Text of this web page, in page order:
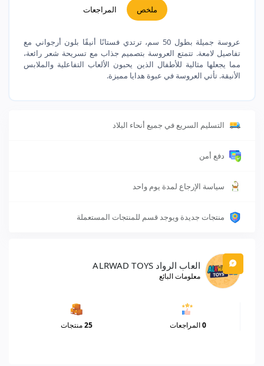
ملخص المراجعات
عروسة جميلة بطول 50 سم، ترتدي فستانًا أنيقًا بلون أرجواني مع
تفاصيل لامعة. تتمتع العروسة بتصميم جذاب مع تسريحة شعر رائعة،
مما يجعلها مثالية للأطفال الذين يحبون الألعاب التفاعلية والملابس
الأنيقة. تأتي العروسة في عبوة هدايا مميزة.
التسليم السريع في جميع أنحاء البلاد
دفع أمن
سياسة الإرجاع لمدة يوم واحد
منتجات جديدة ويوجد قسم للمنتجات المستعملة
العاب الرواد ALRWAD TOYS
معلومات البائع
0المراجعات 25منتجات